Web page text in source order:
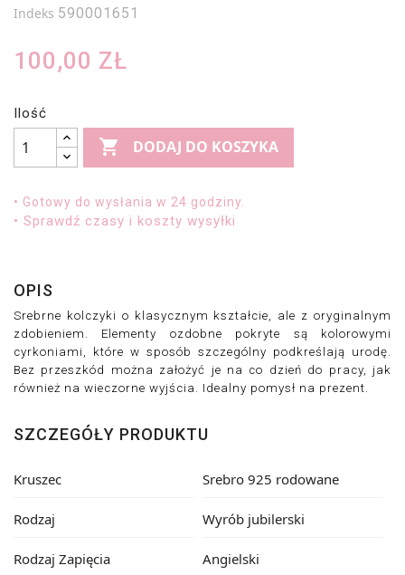
Indeks 590001651
100,00 ZŁ
Ilość
 DODAJ DO KOSZYKA
• Gotowy do wysłania w 24 godziny.
• Sprawdź czasy i koszty wysyłki
OPIS
Srebrne kolczyki o klasycznym kształcie, ale z oryginalnym
zdobieniem. Elementy ozdobne pokryte są kolorowymi
cyrkoniami, które w sposób szczególny podkreślają urodę.
Bez przeszkód można założyć je na co dzień do pracy, jak
również na wieczorne wyjścia. Idealny pomysł na prezent.
SZCZEGÓŁY PRODUKTU
Kruszec Srebro 925 rodowane
Rodzaj Wyrób jubilerski
Rodzaj Zapięcia Angielski